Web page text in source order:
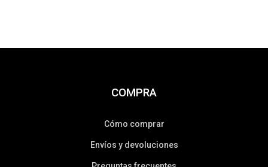
COMPRA
Cómo comprar
Envíos y devoluciones